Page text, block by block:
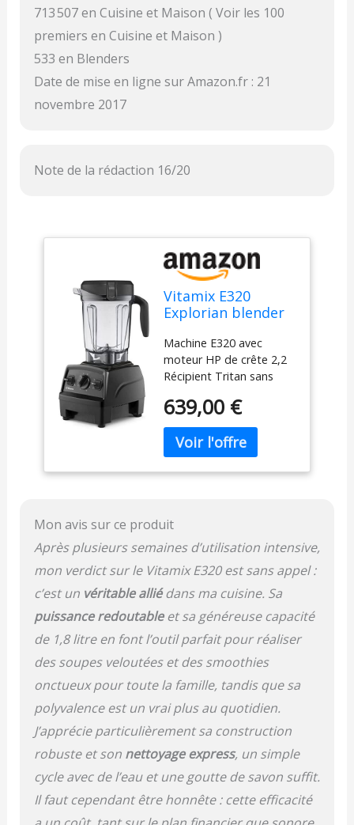
713 507 en Cuisine et Maison ( Voir les 100
premiers en Cuisine et Maison )
533 en Blenders
Date de mise en ligne sur Amazon.fr : 21
novembre 2017
Note de la rédaction 16/20
Vitamix E320
Explorian blender
Machine E320 avec
moteur HP de crête 2,2
Récipient Tritan sans
10 vitesses variables +
fonction impulsion
Garantie 7 ans
Composants inclus: Base
de moteur Low-Profile
Manuel de l'utilisateur
639,00 €
Mon avis sur ce produit
Après plusieurs semaines d’utilisation intensive,
mon verdict sur le Vitamix E320 est sans appel :
c’est un véritable alliédans ma cuisine. Sa
puissance redoutableet sa généreuse capacité
de 1,8 litre en font l’outil parfait pour réaliser
des soupes veloutées et des smoothies
onctueux pour toute la famille, tandis que sa
polyvalence est un vrai plus au quotidien.
J’apprécie particulièrement sa construction
robuste et son nettoyage express, un simple
cycle avec de l’eau et une goutte de savon suffit.
Il faut cependant être honnête : cette efficacité